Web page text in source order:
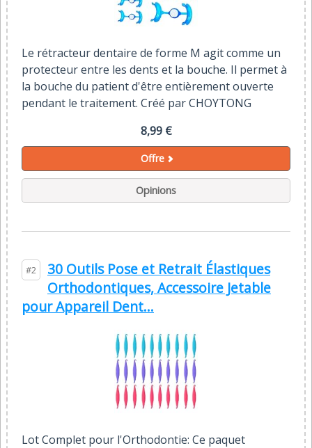
Le rétracteur dentaire de forme M agit comme un
protecteur entre les dents et la bouche. Il permet à
la bouche du patient d'être entièrement ouverte
pendant le traitement. Créé par CHOYTONG
8,99 €
Offre
Opinions
#2
30 Outils Pose et Retrait Élastiques
Orthodontiques, Accessoire Jetable
pour Appareil Dent...
Lot Complet pour l'Orthodontie: Ce paquet